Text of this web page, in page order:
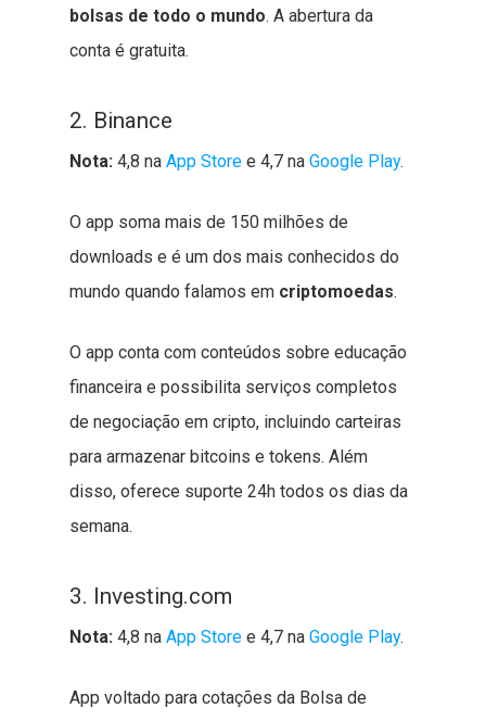
bolsas de todo o mundo. A abertura da
conta é gratuita.
2. Binance
Nota: 4,8 na App Store e 4,7 na Google Play.
O app soma mais de 150 milhões de
downloads e é um dos mais conhecidos do
mundo quando falamos em criptomoedas.
O app conta com conteúdos sobre educação
financeira e possibilita serviços completos
de negociação em cripto, incluindo carteiras
para armazenar bitcoins e tokens. Além
disso, oferece suporte 24h todos os dias da
semana.
3. Investing.com
Nota: 4,8 na App Store e 4,7 na Google Play.
App voltado para cotações da Bolsa de